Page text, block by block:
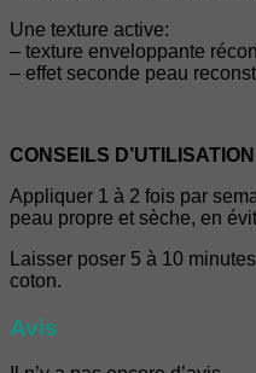
Une texture active:
– texture enveloppante
– effet seconde peau
CONSEILS
Appliquer 1 à 2 fois par
peau propre et sèche, en
Laisser poser 5 à 10
coton.
Avis